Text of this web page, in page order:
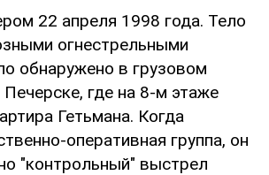
22 апреля 1998 года. Тело
огнестрельными
обнаружено в грузовом
где на 8-м этаже
Гетьмана. Когда
оперативная группа, он
"контрольный" выстрел